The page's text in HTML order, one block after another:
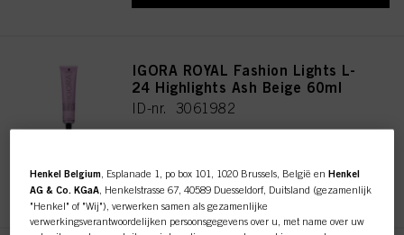
IGORA ROYAL Fashion Lights L-
24 Highlights Ash Beige 60ml
ID-nr. 3061982
REGISTEREN EN KOPEN
Henkel Belgium , Esplanade 1, po box 101, 1020 Brussels, België enHenkel
AG & Co. KGaA , Henkelstrasse 67, 40589 Duesseldorf, Duitsland (gezamenlijk
"Henkel" of "Wij"), verwerken samen als gezamenlijke
verwerkingsverantwoordelijken persoonsgegevens over u, met name over uw